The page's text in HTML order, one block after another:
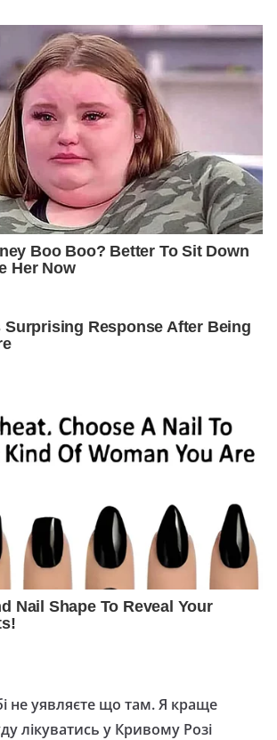
не уявляєте що там. Я краще
лікуватись у Кривому Розі